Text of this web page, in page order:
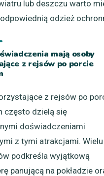
lub deszczu warto
odzież
mają osoby
z rejsów po porcie
z rejsów po
często dzielą się
doświadczeniami
z tymi atrakcjami. Wielu
podkreśla wyjątkową
panującą na pokładzie